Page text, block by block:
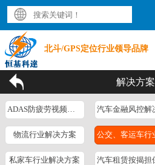
北斗/GPS定位行业领导品牌
解决方案
ADAS防疲劳视频监控解决方案
物流行业解决方案
私家车行业解决方案